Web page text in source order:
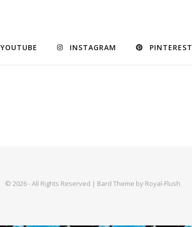
YOUTUBE INSTAGRAM PINTEREST
© 2026 - All Rights Reserved | Bard Theme by Royal-Flush